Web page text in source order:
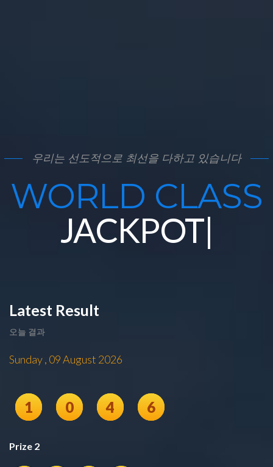
우리는 선도적으로 최선을 다하고 있습니다
WORLD CLASS
JA|
Latest Result
오늘 결과
Sunday , 09 August 2026
1 0 4 6
Prize 2